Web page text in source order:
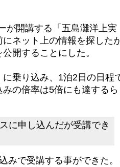
が開講する「五島灘洋上実
ネット上の情報を探した
開することにした。
乗り込み、1泊2日の日程
の倍率は5倍にも達するら
に申し込んだが受講でき
みで受講する事ができた。